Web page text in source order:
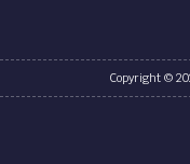
Copyright ©